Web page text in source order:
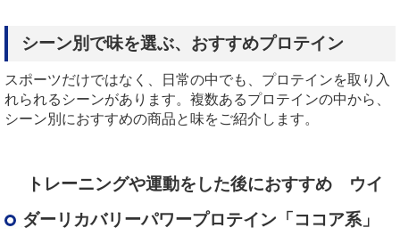
シーン別で味を選ぶ、おすすめプロテイン
スポーツだけではなく、日常の中でも、プロテインを取り入
れられるシーンがあります。複数あるプロテインの中から、
シーン別におすすめの商品と味をご紹介します。
トレーニングや運動をした後におすすめ ウイ
ダーリカバリーパワープロテイン「ココア系」